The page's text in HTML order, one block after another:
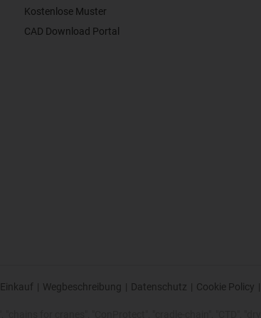
Kostenlose Muster
CAD Download Portal
Einkauf | Wegbeschreibung | Datenschutz | Cookie Policy |